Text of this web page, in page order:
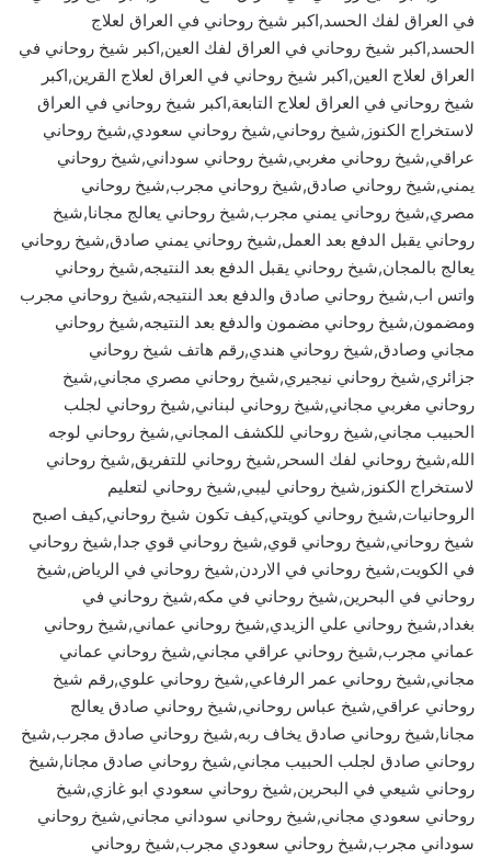
في العراق لفك الحسد,اكبر شيخ روحاني في العراق لعلاج
الحسد,اكبر شيخ روحاني في العراق لفك العين,اكبر شيخ روحاني في
العراق لعلاج العين,اكبر شيخ روحاني في العراق لعلاج القرين,اكبر
شيخ روحاني في العراق لعلاج التابعة,اكبر شيخ روحاني في العراق
لاستخراج الكنوز,شيخ روحاني,شيخ روحاني سعودي,شيخ روحاني
عراقي,شيخ روحاني مغربي,شيخ روحاني سوداني,شيخ روحاني
يمني,شيخ روحاني صادق,شيخ روحاني مجرب,شيخ روحاني
مصري,شيخ روحاني يمني مجرب,شيخ روحاني يعالج مجانا,شيخ
روحاني يقبل الدفع بعد العمل,شيخ روحاني يمني صادق,شيخ روحاني
يعالج بالمجان,شيخ روحاني يقبل الدفع بعد النتيجه,شيخ روحاني
واتس اب,شيخ روحاني صادق والدفع بعد النتيجه,شيخ روحاني مجرب
ومضمون,شيخ روحاني مضمون والدفع بعد النتيجه,شيخ روحاني
مجاني وصادق,شيخ روحاني هندي,رقم هاتف شيخ روحاني
جزائري,شيخ روحاني نيجيري,شيخ روحاني مصري مجاني,شيخ
روحاني مغربي مجاني,شيخ روحاني لبناني,شيخ روحاني لجلب
الحبيب مجاني,شيخ روحاني للكشف المجاني,شيخ روحاني لوجه
الله,شيخ روحاني لفك السحر,شيخ روحاني للتفريق,شيخ روحاني
لاستخراج الكنوز,شيخ روحاني ليبي,شيخ روحاني لتعليم
الروحانيات,شيخ روحاني كويتي,كيف تكون شيخ روحاني,كيف اصبح
شيخ روحاني,شيخ روحاني قوي,شيخ روحاني قوي جدا,شيخ روحاني
في الكويت,شيخ روحاني في الاردن,شيخ روحاني في الرياض,شيخ
روحاني في البحرين,شيخ روحاني في مكه,شيخ روحاني في
بغداد,شيخ روحاني علي الزيدي,شيخ روحاني عماني,شيخ روحاني
عماني مجرب,شيخ روحاني عراقي مجاني,شيخ روحاني عماني
مجاني,شيخ روحاني عمر الرفاعي,شيخ روحاني علوي,رقم شيخ
روحاني عراقي,شيخ عباس روحاني,شيخ روحاني صادق يعالج
مجانا,شيخ روحاني صادق يخاف ربه,شيخ روحاني صادق مجرب,شيخ
روحاني صادق لجلب الحبيب مجاني,شيخ روحاني صادق مجانا,شيخ
روحاني شيعي في البحرين,شيخ روحاني سعودي ابو غازي,شيخ
روحاني سعودي مجاني,شيخ روحاني سوداني مجاني,شيخ روحاني
سوداني مجرب,شيخ روحاني سعودي مجرب,شيخ روحاني